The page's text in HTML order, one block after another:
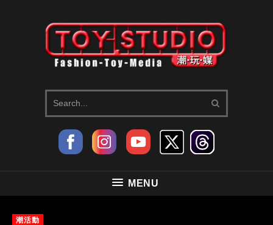
MENU
潮活動